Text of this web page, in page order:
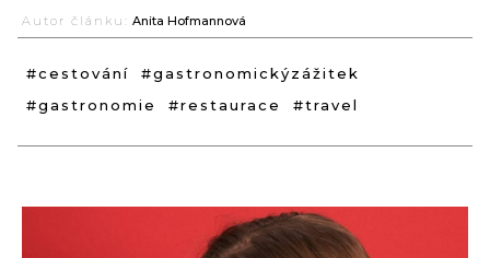
Autor článku: Anita Hofmannová
#cestování
#gastronomickýzážitek
#gastronomie
#restaurace #travel